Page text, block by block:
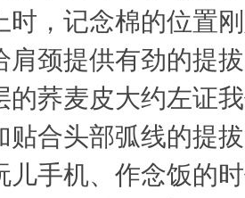
时，记念棉的位置
肩颈提供有劲的提
的荞麦皮大约左证
贴合头部弧线的提
儿手机、作念饭的